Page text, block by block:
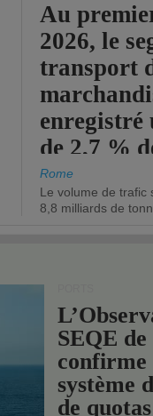
Au
2026, le
transport
enregistré
de 2,7 %
chiffre
Rome
Le volume de trafic
8,8 milliards de
SEQE de
confirme
système
de quotas